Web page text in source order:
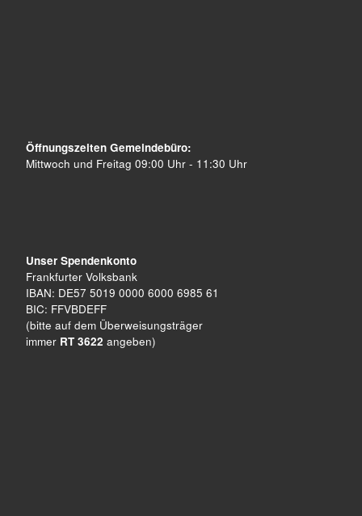
Öffnungszeiten Gemeindebüro:
Mittwoch und Freitag 09:00 Uhr - 11:30 Uhr
Unser Spendenkonto
Frankfurter Volksbank
IBAN: DE57 5019 0000 6000 6985 61
BIC: FFVBDEFF
(bitte auf dem Überweisungsträger
immer RT 3622 angeben)